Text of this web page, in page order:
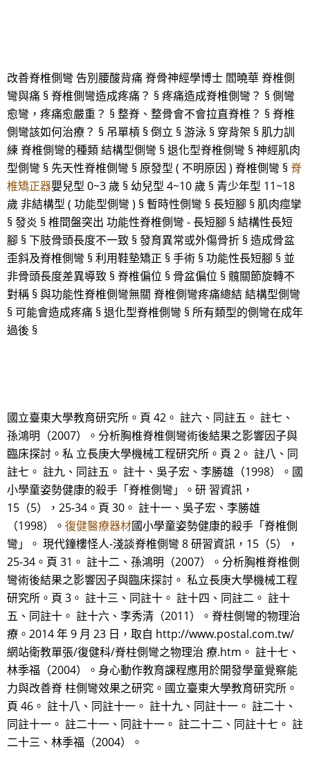
改善脊椎側彎 告別腰酸背痛 脊骨神經學博士 閻曉華 脊椎側
彎與痛 § 脊椎側彎造成疼痛？ § 疼痛造成脊椎側彎？ § 側彎
愈彎，疼痛愈嚴重？ § 整脊、整骨會不會拉直脊椎？ § 脊椎
側彎該如何治療？ § 吊單槓 § 倒立 § 游泳 § 穿背架 § 肌力訓
練 脊椎側彎的種類 結構型側彎 § 退化型脊椎側彎 § 神經肌肉
型側彎 § 先天性脊椎側彎 § 原發型 ( 不明原因 ) 脊椎側彎 §脊
椎矯正器嬰兒型 0~3 歲 § 幼兒型 4~10 歲 § 青少年型 11~18
歲 非結構型 ( 功能型側彎 ) § 暫時性側彎 § 長短腳 § 肌肉痙攣
§ 發炎 § 椎間盤突出 功能性脊椎側彎 - 長短腳 § 結構性長短
腳 § 下肢骨頭長度不一致 § 發育異常或外傷骨折 § 造成骨盆
歪斜及脊椎側彎 § 利用鞋墊矯正 § 手術 § 功能性長短腳 § 並
非骨頭長度差異導致 § 脊椎偏位 § 骨盆偏位 § 髖關節旋轉不
對稱 § 與功能性脊椎側彎無關 脊椎側彎疼痛總結 結構型側彎
§ 可能會造成疼痛 § 退化型脊椎側彎 § 所有類型的側彎在成年
過後 §
國立臺東大學教育研究所。頁 42。 註六、同註五。 註七、
孫鴻明（2007）。分析胸椎脊椎側彎術後結果之影響因子與
臨床探討。私 立長庚大學機械工程研究所。頁 2。 註八、同
註七。 註九、同註五。 註十、吳子宏、李勝雄（1998）。國
小學童姿勢健康的殺手「脊椎側彎」。研 習資訊，
15（5），25-34。頁 30。 註十一、吳子宏、李勝雄
（1998）。 復健醫療器材國小學童姿勢健康的殺手「脊椎側
彎」。 現代鐘樓怪人-淺談脊椎側彎 8 研習資訊，15（5），
25-34。頁 31。 註十二、孫鴻明（2007）。分析胸椎脊椎側
彎術後結果之影響因子與臨床探討。 私立長庚大學機械工程
研究所。頁 3。 註十三、同註十。 註十四、同註二。 註十
五、同註十。 註十六、李秀清（2011）。脊柱側彎的物理治
療。2014 年 9 月 23 日，取自 http://www.postal.com.tw/
網站衛教單張/復健科/脊柱側彎之物理治 療.htm。 註十七、
林季福（2004）。身心動作教育課程應用於開發學童覺察能
力與改善脊 柱側彎效果之研究。國立臺東大學教育研究所。
頁 46。 註十八、同註十一。 註十九、同註十一。 註二十、
同註十一。 註二十一、同註十一。 註二十二、同註十七。 註
二十三、林季福（2004）。